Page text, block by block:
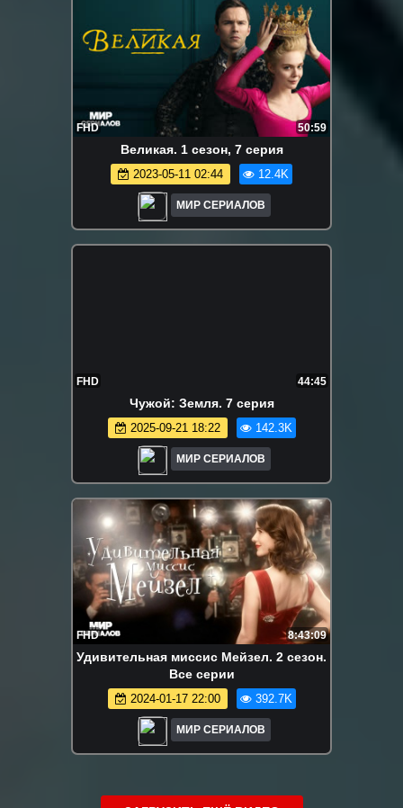
FHD 50:59
Beликaя. 1 сезон, 7 серия
2023-05-11 02:44 12.4K
МИР СЕРИАЛОВ
FHD 44:45
Чужой: Земля. 7 серия
2025-09-21 18:22 142.3K
МИР СЕРИАЛОВ
FHD 8:43:09
Удивительная миссис Мейзел. 2 сезон.
Все серии
2024-01-17 22:00 392.7K
МИР СЕРИАЛОВ